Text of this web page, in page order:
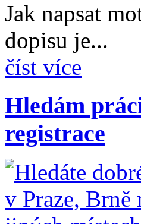
Jak napsat
dopisu je...
číst více
Hledám
registrace